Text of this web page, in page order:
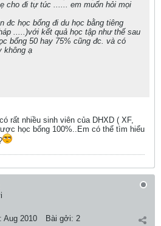
cho đi tự túc ...... em muốn hỏi mọi
đc học bổng đi du học bằng tiêng
.....)với kết quả học tập như thế sau
bổng 50 hay 75% cũng đc. và có
không ạ
rất nhiều sinh viên của DHXD ( XF,
học bổng 100%..Em có thể tìm hiểu
Aug 2010 Bài gởi: 2